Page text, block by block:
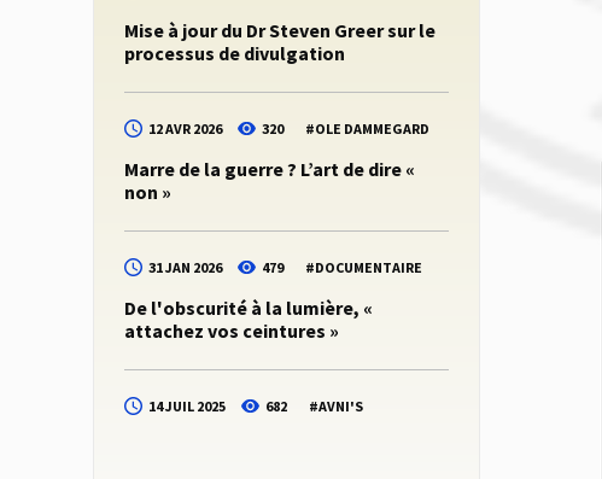
Mise à jour du Dr Steven Greer sur le
processus de divulgation
12 AVR 2026 320 #OLE DAMMEGARD
Marre de la guerre ? L’art de dire «
non »
31 JAN 2026 479 #DOCUMENTAIRE
De l'obscurité à la lumière, «
attachez vos ceintures »
14 JUIL 2025 682 #AVNI'S